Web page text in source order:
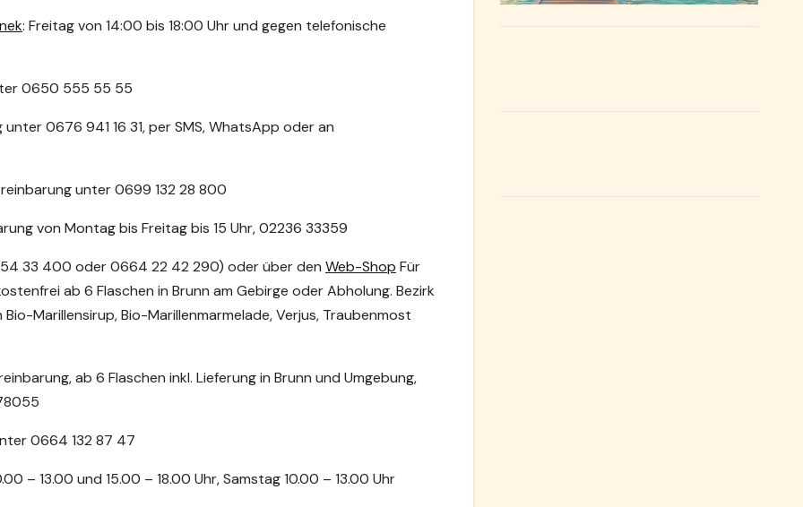
: Freitag von 14:00 bis 18:00 Uhr und gegen telefonische
0650 555 55 55
0676 941 16 31, per SMS, WhatsApp oder an
unter 0699 132 28 800
von Montag bis Freitag bis 15 Uhr, 02236 33359
33 400 oder 0664 22 42 290) oder über den Web-Shop Für
ab 6 Flaschen in Brunn am Gebirge oder Abholung. Bezirk
Marillensirup, Bio-Marillenmarmelade, Verjus, Traubenmost
ab 6 Flaschen inkl. Lieferung in Brunn und Umgebung,
0664 132 87 47
– 13.00 und 15.00 – 18.00 Uhr, Samstag 10.00 – 13.00 Uhr